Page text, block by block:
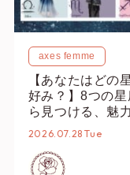
axes femme
【あなたはどの
好み？】8つの
ら見つける、魅
タイリング♡
2026.07.28 Tue